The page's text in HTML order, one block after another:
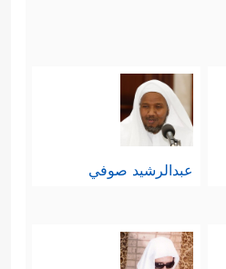
عبدالرشيد صوفي